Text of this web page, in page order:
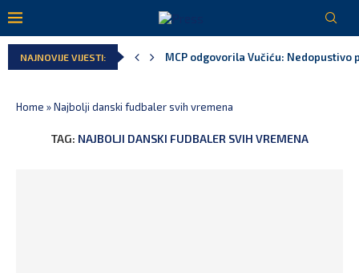
NAJNOVIJE VIJESTI: MCP odgovorila Vučiću:
Home »Najbolji danski fudbaler svih vremena
TAG: NAJBOLJI DANSKI FUDBALER SVIH VREMENA